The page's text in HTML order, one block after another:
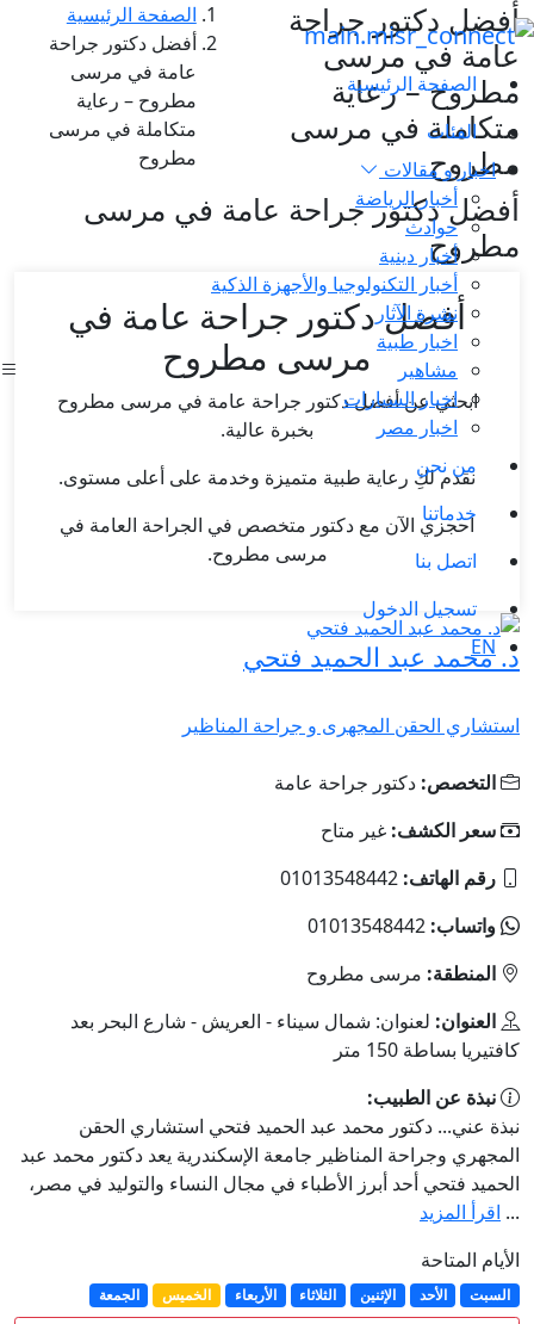
الصفحة الرئيسية
الفئات
اخبار و مقالات
أخبار الرياضة
حوادث
أخبار دينية
أخبار التكنولوجيا والأجهزة الذكية
نشرة الآثار
اخبار طبية
مشاهير
اخبار السيارات
اخبار مصر
من نحن
خدماتنا
اتصل بنا
تسجيل الدخول
EN
أفضل دكتور جراحة
عامة في مرسى
مطروح – رعاية
متكاملة في مرسى
مطروح
الصفحة الرئيسية
أفضل دكتور جراحة
عامة في مرسى
مطروح – رعاية
متكاملة في مرسى
مطروح
أفضل دكتور جراحة عامة في مرسى
مطروح
أفضل دكتور جراحة عامة في
مرسى مطروح
ابحثي عن أفضل دكتور جراحة عامة في مرسى مطروح
بخبرة عالية.
نقدم لكِ رعاية طبية متميزة وخدمة على أعلى مستوى.
احجزي الآن مع دكتور متخصص في الجراحة العامة في
مرسى مطروح.
د. محمد عبد الحميد فتحي
استشاري الحقن المجهرى و جراحة المناظير
التخصص: دكتور جراحة عامة
سعر الكشف: غير متاح
رقم الهاتف: 01013548442
واتساب: 01013548442
المنطقة: مرسى مطروح
العنوان: لعنوان: شمال سيناء - العريش - شارع البحر بعد
كافتيريا بساطة 150 متر
نبذة عن الطبيب:
نبذة عني... دكتور محمد عبد الحميد فتحي استشاري الحقن
المجهري وجراحة المناظير جامعة الإسكندرية يعد دكتور محمد عبد
الحميد فتحي أحد أبرز الأطباء في مجال النساء والتوليد في مصر،
... اقرأ المزيد
الأيام المتاحة
السبت الأحد الإثنين الثلاثاء الأربعاء الخميس الجمعة